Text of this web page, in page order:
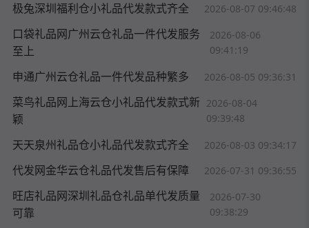
极兔深圳福利仓小礼品代发款式齐全 2026-08-07 09:46:48
口袋礼品网广州云仓礼品一件代发服务
至上
2026-08-06
09:41:19
申通广州云仓礼品一件代发品种繁多 2026-08-05 09:36:31
菜鸟礼品网上海云仓小礼品代发款式新
颖
2026-08-04
09:39:48
天天泉州礼品仓小礼品代发款式齐全 2026-08-03 09:34:17
代发网金华云仓礼品代发售后有保障 2026-07-31 09:36:55
旺店礼品网深圳礼品仓礼品单代发质量
可靠
2026-07-30
09:38:29